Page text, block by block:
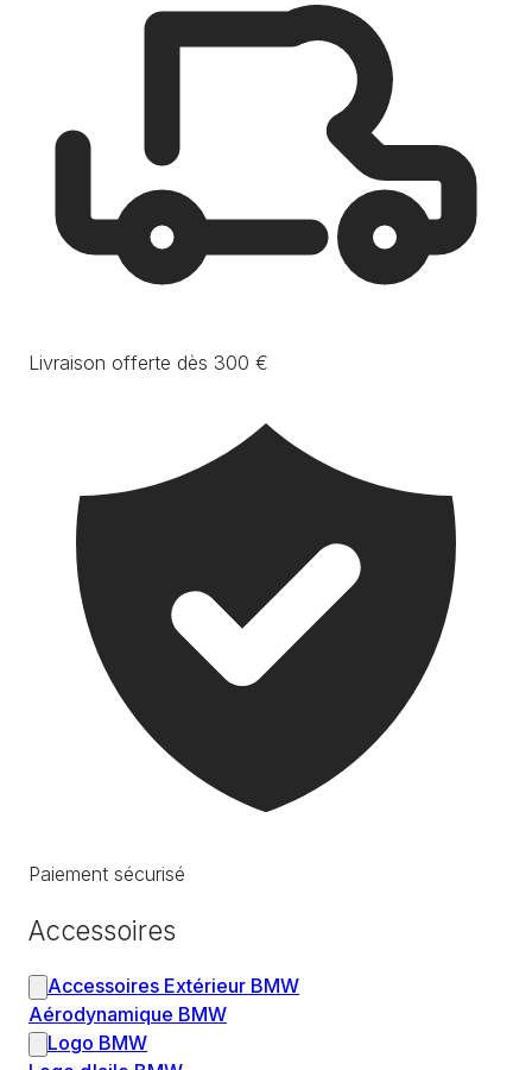
Livraison offerte dès 300 €
Paiement sécurisé
Accessoires
Accessoires Extérieur BMW
Aérodynamique BMW
Logo BMW